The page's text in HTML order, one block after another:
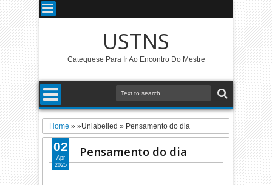
USTNS
Catequese Para Ir Ao Encontro Do Mestre
Home » »Unlabelled » Pensamento do dia
Pensamento do dia
02
Apr
2025